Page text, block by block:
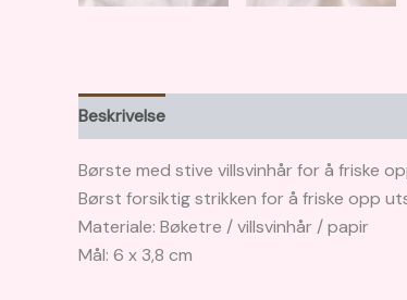
Beskrivelse
Børste med stive villsvinhår for å friske
Børst forsiktig strikken for å friske opp
Materiale: Bøketre / villsvinhår / papir
Mål: 6 x 3,8 cm